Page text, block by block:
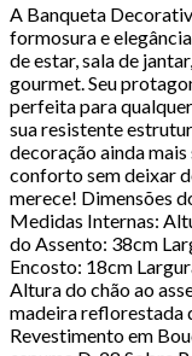
A Banqueta
formosura e
de estar, sala de
gourmet. Seu
perfeita para
sua resistente
decoração ainda
conforto sem deixar
merece! Dimensões
Medidas Internas:
do Assento: 38cm
Encosto: 18cm
Altura do chão ao
madeira reflorestada
Revestimento em